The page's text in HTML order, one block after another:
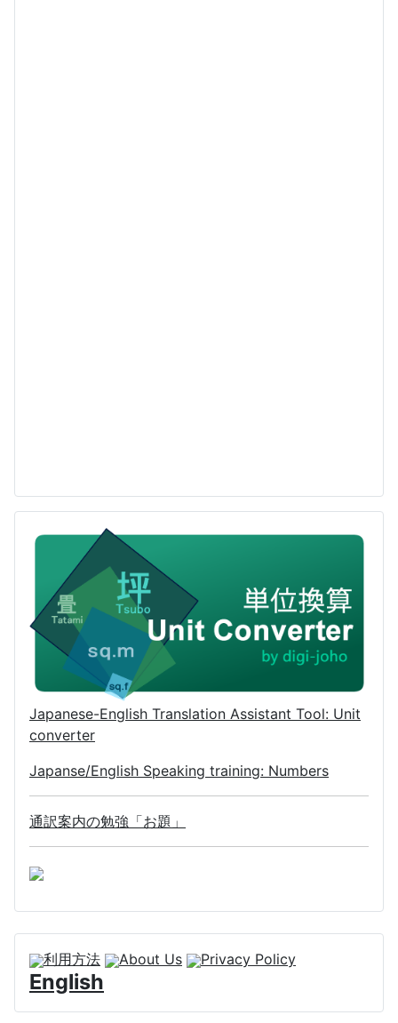
Japanese-English Translation Assistant Tool: Unit
converter
Japanse/English Speaking training: Numbers
通訳案内の勉強「お題」
利用方法 About Us Privacy Policy
English